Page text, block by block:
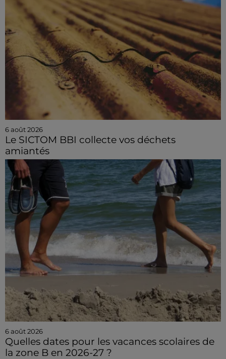
6 août 2026
Le SICTOM BBI collecte vos déchets
amiantés
6 août 2026
Quelles dates pour les vacances scolaires de
la zone B en 2026-27 ?